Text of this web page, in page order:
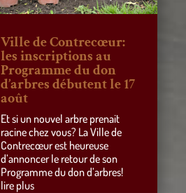
Ville de Contrecœur:
les inscriptions au
Programme du don
d’arbres débutent le 17
août
Et si un nouvel arbre prenait
racine chez vous? La Ville de
Contrecœur est heureuse
d’annoncer le retour de son
Programme du don d’arbres!
lire plus